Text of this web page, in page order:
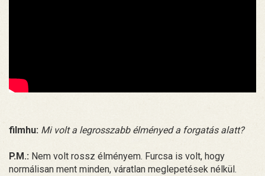
filmhu: Mi volt a legrosszabb élményed a forgatás alatt?
P.M.: Nem volt rossz élményem. Furcsa is volt, hogy
normálisan ment minden, váratlan meglepetések nélkül.